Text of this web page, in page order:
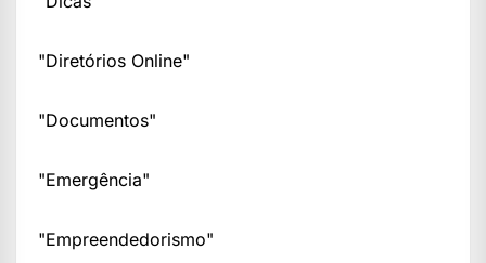
"Diretórios Online"
"Documentos"
"Emergência"
"Empreendedorismo"